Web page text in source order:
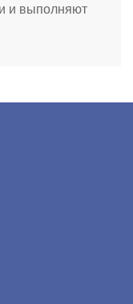
и выполняют